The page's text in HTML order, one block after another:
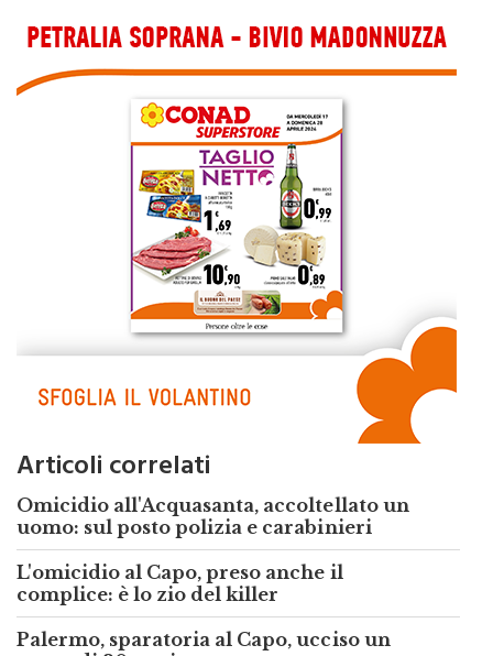
Articoli correlati
Omicidio all'Acquasanta, accoltellato un
uomo: sul posto polizia e carabinieri
L'omicidio al Capo, preso anche il
complice: è lo zio del killer